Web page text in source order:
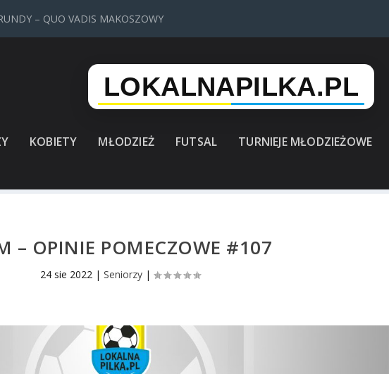
– QUO VADIS MAKOSZOWY
KOBIETY MŁODZIEŻ FUTSAL TURNIEJE MŁODZIEŻOWE
– OPINIE POMECZOWE #107
24 sie 2022 |Seniorzy |